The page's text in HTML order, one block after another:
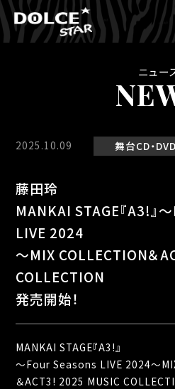
ニュー
2025.10.09 舞台CD・DVD
藤田玲
MANKAI STAGE『A3!』
LIVE 2024
～MIX COLLECTION＆
COLLECTION
発売開始！
MANKAI STAGE『A3!』
～Four Seasons LIVE 2024～
＆ACT3! 2025 MUSIC